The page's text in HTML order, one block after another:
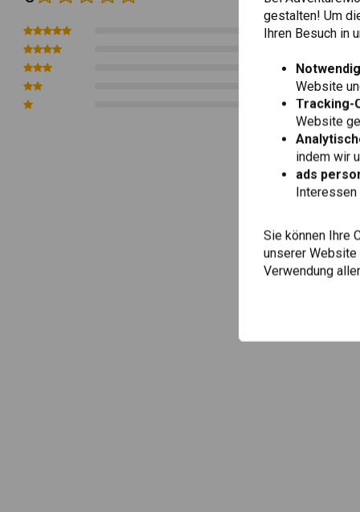
0
0
0
0
gestalten! Um
Ihren Besuch in
Website
Tracking-
Website
indem wir
ads
Interessen
Sie können Ihre
unserer Website
Verwendung